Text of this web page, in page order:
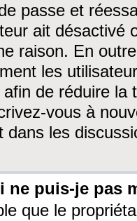
passe et
ait désactivé
raison. En
les
de réduire la
vous à
dans les
ne puis-je pas
que le